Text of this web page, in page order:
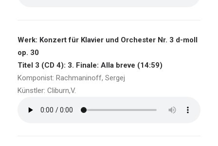
Werk: Konzert für Klavier und Orchester Nr. 3 d-moll
op. 30
Titel 3 (CD 4): 3. Finale: Alla breve (14:59)
Komponist: Rachmaninoff, Sergej
Künstler: Cliburn,V.